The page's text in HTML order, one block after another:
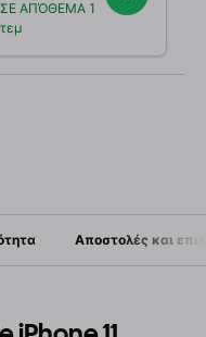
ΣΕ ΑΠΌΘΕΜΑ 1
τεμ
Αποστολές και